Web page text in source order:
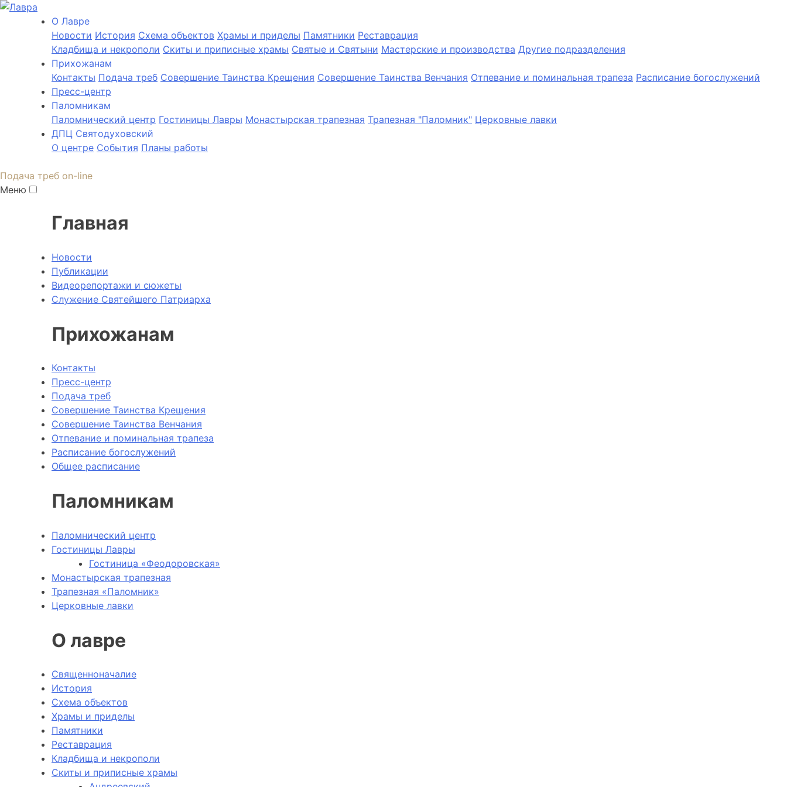
О Лаврe
Новости История Cхема объектов Храмы и приделы Памятники Реставрация
Кладбища и некрополи Скиты и приписные храмы Святые и Святыни Мастерские и производства Другие подразделения
Прихожанам
Контакты Подача треб Совершение Таинства Крещения Совершение Таинства Венчания Отпевание и поминальная трапеза Расписание богослужений
Пресс-центр
Паломникам
Паломнический центр Гостиницы Лавры Монастырская трапезная Трапезная "Паломник" Церковные лавки
ДПЦ Святодуховский
О центре События Планы работы
Подача треб on-line
Меню
Главная
Новости
Публикации
Видеорепортажи и сюжеты
Служение Святейшего Патриарха
Прихожанам
Контакты
Пресс-центр
Подача треб
Совершение Таинства Крещения
Совершение Таинства Венчания
Отпевание и поминальная трапеза
Расписание богослужений
Общее расписание
Паломникам
Паломнический центр
Гостиницы Лавры
Гостиница «Феодоровская»
Монастырская трапезная
Трапезная «Паломник»
Церковные лавки
О лавре
Священноначалие
История
Схема объектов
Храмы и приделы
Памятники
Реставрация
Кладбища и некрополи
Скиты и приписные храмы